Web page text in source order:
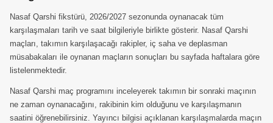
Nasaf Qarshi fikstürü, 2026/2027 sezonunda oynanacak tüm
karşılaşmaları tarih ve saat bilgileriyle birlikte gösterir. Nasaf Qarshi
maçları, takımın karşılaşacağı rakipler, iç saha ve deplasman
müsabakaları ile oynanan maçların sonuçları bu sayfada haftalara göre
listelenmektedir.
Nasaf Qarshi maç programını inceleyerek takımın bir sonraki maçının
ne zaman oynanacağını, rakibinin kim olduğunu ve karşılaşmanın
saatini öğrenebilirsiniz. Yayıncı bilgisi açıklanan karşılaşmalarda maçın